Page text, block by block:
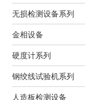
无损检测设备系列
金相设备
硬度计系列
钢绞线试验机系列
人造板检测设备